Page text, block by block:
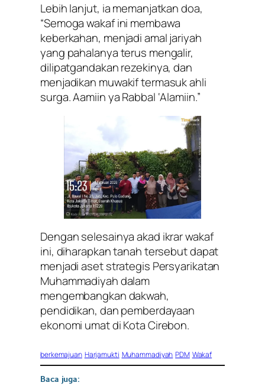
Lebih lanjut, ia memanjatkan doa,
“Semoga wakaf ini membawa
keberkahan, menjadi amal jariyah
yang pahalanya terus mengalir,
dilipatgandakan rezekinya, dan
menjadikan muwakif termasuk ahli
surga. Aamiin ya Rabbal ‘Alamiin.”
Dengan selesainya akad ikrar wakaf
ini, diharapkan tanah tersebut dapat
menjadi aset strategis Persyarikatan
Muhammadiyah dalam
mengembangkan dakwah,
pendidikan, dan pemberdayaan
ekonomi umat di Kota Cirebon.
berkemajuan Harjamukti Muhammadiyah PDM Wakaf
Baca juga: